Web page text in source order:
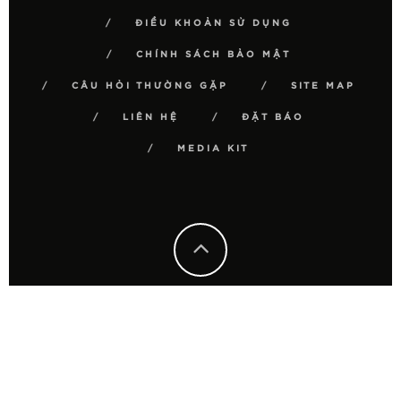
ĐIỀU KHOẢN SỬ DỤNG
CHÍNH SÁCH BẢO MẬT
CÂU HỎI THƯỜNG GẶP SITE MAP
LIÊN HỆ ĐẶT BÁO
MEDIA KIT